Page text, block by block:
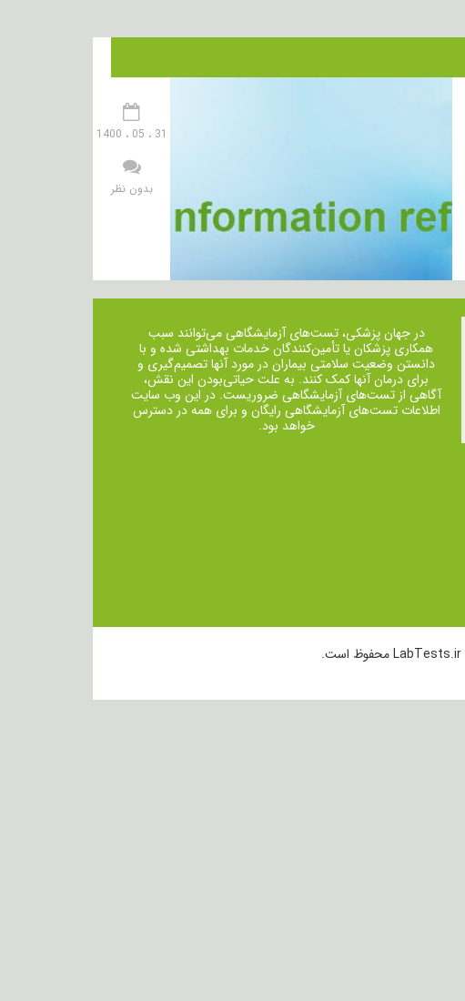
31 ، 05 ، 1400
بدون نظر
در جهان پزشکی، تست‌های آزمایشگاهی می‌توانند سبب
همکاری پزشکان یا تأمین‌کنندگان خدمات بهداشتی شده و با
دانستن وضعیت سلامتی بیماران در مورد آنها تصمیم‌گیری و
برای درمان ‌آنها کمک کنند. به علت حیاتی‌بودن این نقش،
آگاهی از تست‌های آزمایشگاهی ضروریست. در این وب سایت
اطلاعات تست‌های آزمایشگاهی رایگان و برای همه در دسترس
خواهد بود.